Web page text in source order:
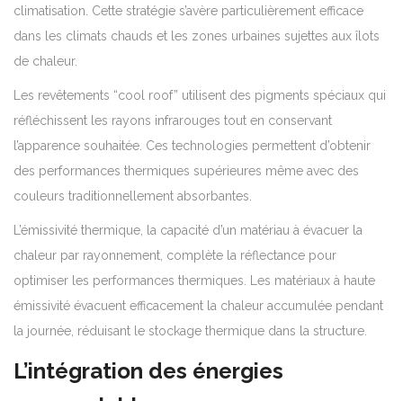
climatisation. Cette stratégie s’avère particulièrement efficace
dans les climats chauds et les zones urbaines sujettes aux îlots
de chaleur.
Les revêtements “cool roof” utilisent des pigments spéciaux qui
réfléchissent les rayons infrarouges tout en conservant
l’apparence souhaitée. Ces technologies permettent d’obtenir
des performances thermiques supérieures même avec des
couleurs traditionnellement absorbantes.
L’émissivité thermique, la capacité d’un matériau à évacuer la
chaleur par rayonnement, complète la réflectance pour
optimiser les performances thermiques. Les matériaux à haute
émissivité évacuent efficacement la chaleur accumulée pendant
la journée, réduisant le stockage thermique dans la structure.
L’intégration des énergies